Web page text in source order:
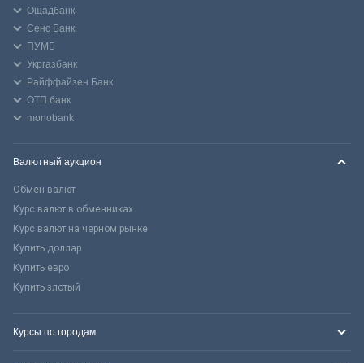
Ощадбанк
Сенс Банк
ПУМБ
Укргазбанк
Райффайзен Банк
ОТП банк
monobank
Валютный аукцион
Обмен валют
Курс валют в обменниках
Курс валют на черном рынке
Купить доллар
Купить евро
Купить злотый
Курсы по городам